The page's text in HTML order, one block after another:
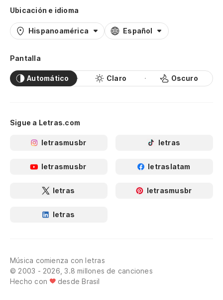
Ubicación e idioma
Hispanoamérica Español
Pantalla
Automático Claro Oscuro
Sigue a Letras.com
letrasmusbr letras
letrasmusbr letraslatam
letras letrasmusbr
letras
Música comienza con letras
© 2003 - 2026, 3.8 millones de canciones
Hecho con
desde Brasil